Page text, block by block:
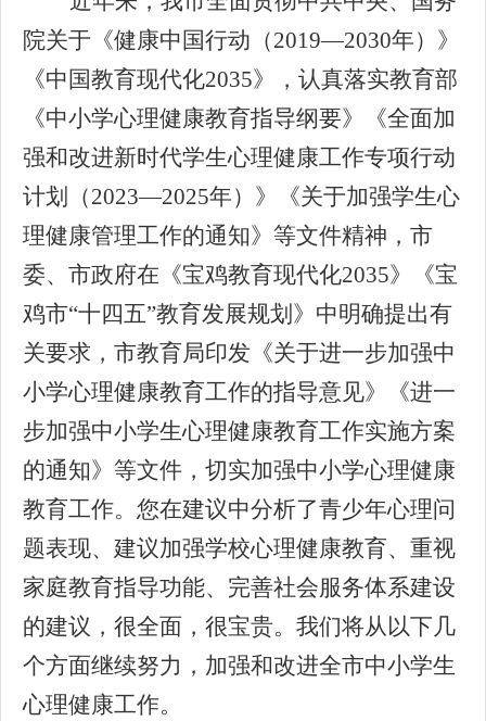
院关于《健康中国行动（2019—2030年）》
《中国教育现代化2035》，认真落实教育部
《中小学心理健康教育指导纲要》《全面加
强和改进新时代学生心理健康工作专项行动
计划（2023—2025年）》《关于加强学生心
理健康管理工作的通知》等文件精神，市
委、市政府在《宝鸡教育现代化2035》《宝
鸡市“十四五”教育发展规划》中明确提出有
关要求，市教育局印发《关于进一步加强中
小学心理健康教育工作的指导意见》《进一
步加强中小学生心理健康教育工作实施方案
的通知》等文件，切实加强中小学心理健康
教育工作。您在建议中分析了青少年心理问
题表现、建议加强学校心理健康教育、重视
家庭教育指导功能、完善社会服务体系建设
的建议，很全面，很宝贵。我们将从以下几
个方面继续努力，加强和改进全市中小学生
心理健康工作。